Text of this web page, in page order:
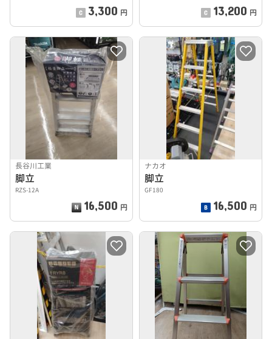
3,300 円 13,200 円
長谷川工業
脚立
RZS-12A
16,500 円
ナカオ
脚立
GF180
16,500 円